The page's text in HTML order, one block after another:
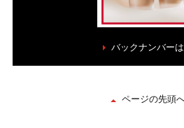
バックナンバー
ページの先頭